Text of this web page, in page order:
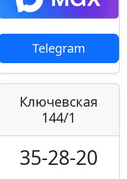
Telegram
Ключевская
144/1
35-28-20